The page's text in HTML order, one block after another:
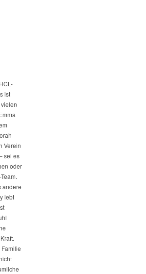
ist
Verein
sei es
oder
andere
lebt